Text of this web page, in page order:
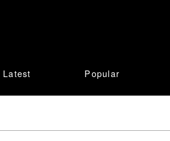
Latest Popular